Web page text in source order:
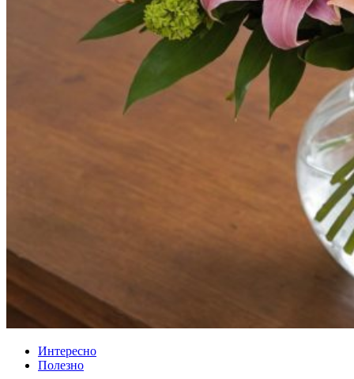
Интересно
Полезно